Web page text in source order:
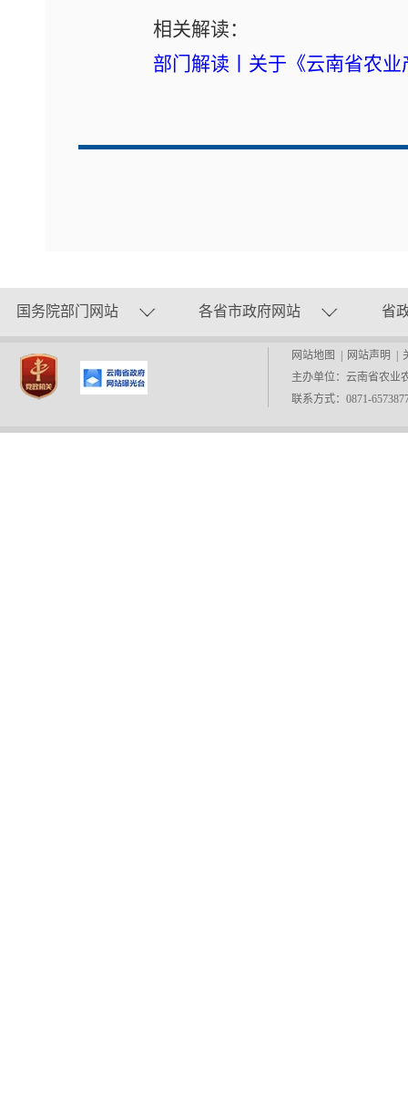
相关解读：
部门解读丨关于《云南省农
国务院部门网站 各省市政府网站 省
网站地图 网站声明
主办单位：云南省农业
联系方式：0871-